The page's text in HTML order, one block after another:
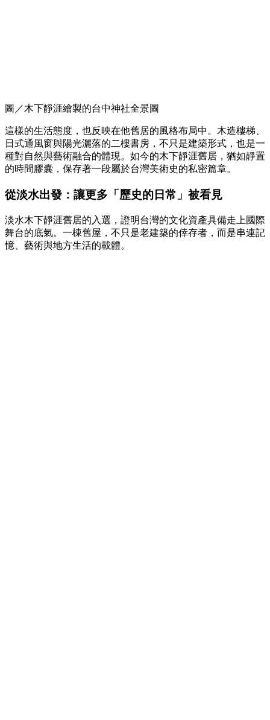
圖／木下靜涯繪製的台中神社全景圖
這樣的生活態度，也反映在他舊居的風格布局中。木造樓梯、
日式通風窗與陽光灑落的二樓書房，不只是建築形式，也是一
種對自然與藝術融合的體現。如今的木下靜涯舊居，猶如靜置
的時間膠囊，保存著一段屬於台灣美術史的私密篇章。
從淡水出發：讓更多「歷史的日常」被看見
淡水木下靜涯舊居的入選，證明台灣的文化資產具備走上國際
舞台的底氣。一棟舊屋，不只是老建築的倖存者，而是串連記
憶、藝術與地方生活的載體。